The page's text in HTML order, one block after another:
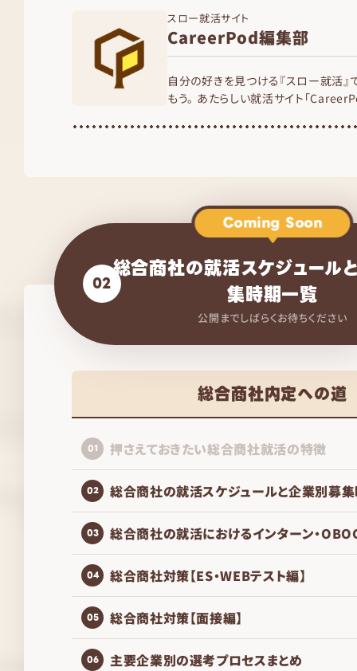
スロー就活サイト
CareerPod編集部
自分の好きを見つける『スロー就活』
もう。 あたらしい就活サイト「
02
Coming Soon
総合商社の就活スケジュール
集時期一覧
公開までしばらくお待ちください
総合商社内定への道
01 押さえておきたい総合商社就活の特徴
02 総合商社の就活スケジュールと企業別募
03 総合商社の就活におけるインターン・
04 総合商社対策【ES・WEBテスト編】
05 総合商社対策【面接編】
06 主要企業別の選考プロセスまとめ